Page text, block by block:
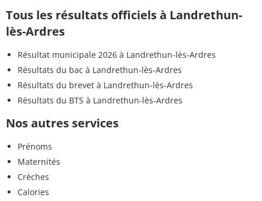
Tous les résultats officiels à Landrethun-
lès-Ardres
Résultat municipale 2026 à Landrethun-lès-Ardres
Résultats du bac à Landrethun-lès-Ardres
Résultats du brevet à Landrethun-lès-Ardres
Résultats du BTS à Landrethun-lès-Ardres
Nos autres services
Prénoms
Maternités
Crèches
Calories